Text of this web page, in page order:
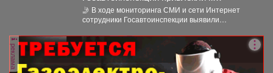
ответственности водителя за движение
по встречной полосе
🤳 В ходе мониторинга СМИ и сети Интернет
сотрудники Госавтоинспекции выявили
реклама